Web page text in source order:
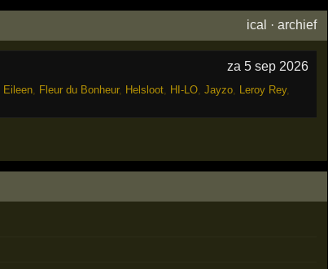
ical ·archief
za 5 sep 2026
Eileen, Fleur du Bonheur, Helsloot, HI-LO, Jayzo, Leroy Rey,